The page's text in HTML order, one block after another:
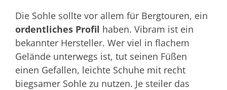
Die Sohle sollte vor allem für Bergtouren, ein
ordentliches Profil haben. Vibram ist ein
bekannter Hersteller. Wer viel in flachem
Gelände unterwegs ist, tut seinen Füßen
einen Gefallen, leichte Schuhe mit recht
biegsamer Sohle zu nutzen. Je steiler das